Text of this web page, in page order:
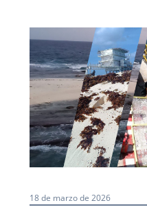
18 de marzo de 2026